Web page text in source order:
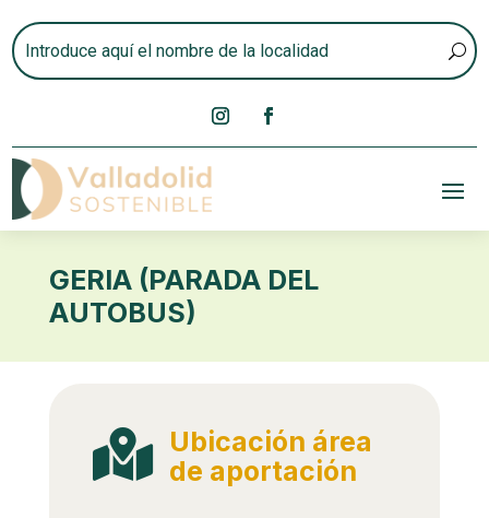
GERIA (PARADA DEL
AUTOBUS)
 Ubicación área
de aportación